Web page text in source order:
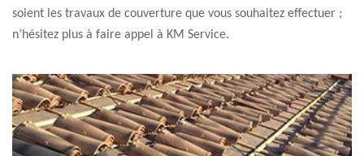
soient les travaux de couverture que vous souhaitez effectuer ;
n’hésitez plus à faire appel à KM Service.